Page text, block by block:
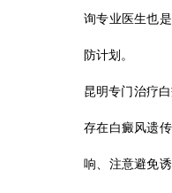
询专业医生也
防计划。
昆明专门治疗
存在白癜风遗
响、注意避免